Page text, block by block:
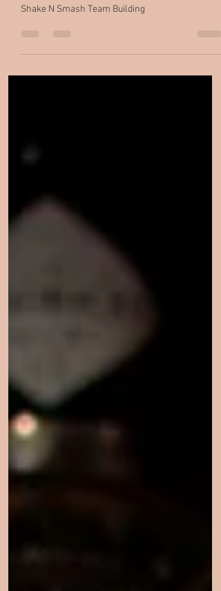
building : stimulez la créativité
Shake N Smash Team Building